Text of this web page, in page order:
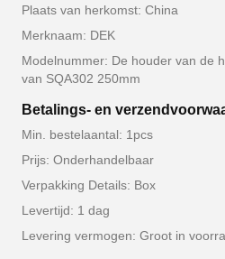
Plaats van herkomst: China
Merknaam: DEK
Modelnummer: De houder van de
van SQA302 250mm
Betalings- en
Min. bestelaantal: 1pcs
Prijs: Onderhandelbaar
Verpakking Details: Box
Levertijd: 1 dag
Levering vermogen: Groot in